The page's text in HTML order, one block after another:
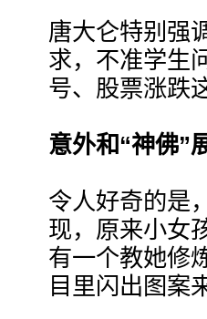
唐大仑特别强
求，不准学生
号、股票涨跌
意外和“神佛”
令人好奇的是
现，原来小女
有一个教她修
目里闪出图案